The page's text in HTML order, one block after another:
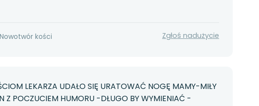
kości Zgłoś nadużycie
LEKARZA UDAŁO SIĘ URATOWAĆ NOGĘ MAMY-MIŁY
Z POCZUCIEM HUMORU -DŁUGO BY WYMIENIAĆ -